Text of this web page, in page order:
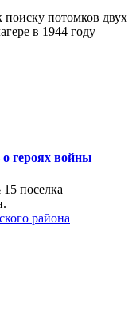
потомков двух
в 1944 году
героях войны
поселка
района